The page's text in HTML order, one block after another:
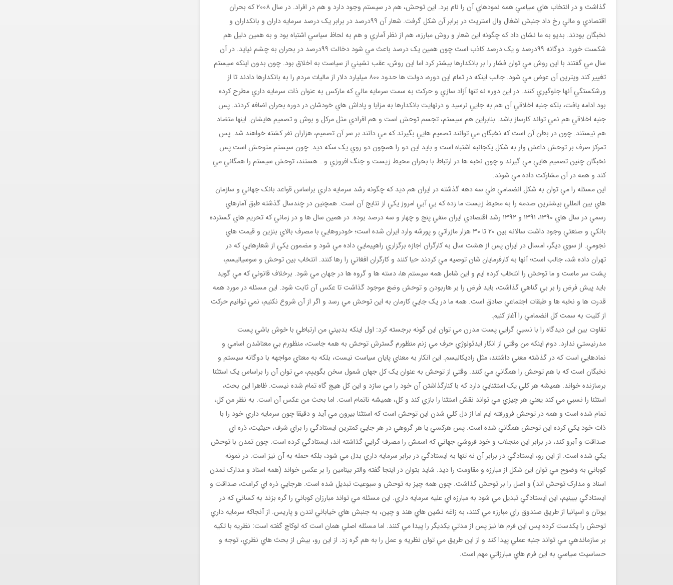
گذاشت و در انتخاب هاي سياسي همه نمودهاي آن را نام برد. اين توحش، هم در سيستم وجود دارد و هم در افراد. در سال ٢٠٠٨ که بحران
اقتصادي و مالي رخ داد جنبش اشغال وال استريت در برابر آن شکل گرفت. شعار آن ٩٩درصد در برابر يک درصد سرمايه داران و بانکداران و
نخبگان بودند. بديو به ما نشان داد که چگونه اين شعار و روش مبارزه، هم از نظر آماري و هم به لحاظ سياسي اشتباه بود و به همين دليل هم
شکست خورد. دوگانه ٩٩درصد و يک درصد کاذب است چون همين يک درصد باعث مي شود دخالت ٩٩درصد در بحران به چشم نيايد. در آن
سال مي گفتند با اين روش مي توان فشار را بر بانکدارها بيشتر کرد اما اين روش، عقب نشيني از سياست به اخلاق بود. چون بدون اينکه سيستم
تغيير کند ويترين آن عوض مي شود. جالب اينکه در تمام اين دوره، دولت ها حدود ٨٠٠ ميليارد دلار از ماليات مردم را به بانکدارها دادند تا از
ورشکستگي آنها جلوگيري کنند. در اين دوره نه تنها آزاد سازي و حرکت به سمت سرمايه مالي که مارکس به عنوان ذات سرمايه داري مطرح کرده
بود ادامه يافت، بلکه جنبه اخلاقي آن هم به جايي نرسيد و درنهايت بانکدارها به مزايا و پاداش هاي خودشان در دوره بحران اضافه کردند. پس
جنبه اخلاقي هم نمي تواند کارساز باشد. بنابراين هم سيستم، تجسم توحش است و هم افرادي مثل مرکل و بوش و تصميم هايشان. اينها متضاد
هم نيستند. چون در بطن آن است که نخبگان مي توانند تصميم هايي بگيرند که مي دانند بر سر آن تصميم، هزاران نفر کشته خواهند شد. پس
تمرکز صرف بر توحش داعش وار به شکل يکجانبه اشتباه است و بايد اين دو را همچون دو روي يک سکه ديد. چون سيستم متوحش است پس
نخبگان چنين تصميم هايي مي گيرند و چون نخبه ها در ارتباط با بحران محيط زيست و جنگ افروزي و… هستند، توحش سيستم را همگاني مي
کند و همه در آن مشارکت داده مي شوند.
اين مسئله را مي توان به شکل انضمامي طي سه دهه گذشته در ايران هم ديد که چگونه رشد سرمايه داري براساس قواعد بانک جهاني و سازمان
هاي بين المللي بيشترين صدمه را به محيط زيست ما زده که بي آبي امروز يکي از نتايج آن است. همچنين در چندسال گذشته طبق آمارهاي
رسمي در سال هاي ١٣٩٠، ١٣٩١ و ١٣٩٢ رشد اقتصادي ايران منفي پنج و چهار و سه درصد بوده. در همين سال ها و در زماني که تحريم هاي گسترده
بانکي و صنعتي وجود داشت سالانه بين ٢٠ تا ٣٠ هزار مازراتي و پورشه وارد ايران شده است؛ خودروهايي با مصرف بالاي بنزين و قيمت هاي
نجومي. از سوي ديگر، امسال در ايران پس از هشت سال به کارگران اجازه برگزاري راهپيمايي داده مي شود و مضمون يکي از شعارهايي که در
تهران داده شد، جالب است؛ آنها به کارفرمايان شان توصيه مي کردند حيا کنند و کارگران افغاني را رها کنند. انتخاب بين توحش و سوسياليسم،
پشت سر ماست و ما توحش را انتخاب کرده ايم و اين شامل همه سيستم ها، دسته ها و گروه ها در جهان مي شود. برخلاف قانوني که مي گويد
بايد پيش فرض را بر بي گناهي گذاشت، بايد فرض را بر هاربودن و توحش وضع موجود گذاشت تا عکس آن ثابت شود. اين مسئله در مورد همه
قدرت ها و نخبه ها و طبقات اجتماعي صادق است. همه ما در يک جايي کارمان به اين توحش مي رسد و اگر از آن شروع نکنيم، نمي توانيم حرکت
از کليت به سمت کل انضمامي را آغاز کنيم.
تفاوت بين اين ديدگاه را با نسبي گرايي پست مدرن مي توان اين گونه برجسته کرد: اول اينکه بدبيني من ارتباطي با خوش باشي پست
مدرنيستي ندارد. دوم اينکه من وقتي از انکار ايدئولوژي حرف مي زنم منظورم گسترش توحش به همه جاست، منظورم بي معناشدن اسامي و
نمادهايي است که در گذشته معني داشتند، مثل راديکاليسم. اين انکار به معناي پايان سياست نيست، بلکه به معناي مواجهه با دوگانه سيستم و
نخبگان است که با هم توحش را همگاني مي کنند. وقتي از توحش به عنوان يک کل جهان شمول سخن بگوييم، مي توان آن را براساس يک استثنا
برسازنده خواند. هميشه هر کلي يک استثنايي دارد که با کنارگذاشتن آن خود را مي سازد و اين کل هيچ گاه تمام شده نيست. ظاهرا اين بحث،
استثنا را نسبي مي کند يعني هر چيزي مي تواند نقش استثنا را بازي کند و کل، هميشه ناتمام است. اما بحث من عکس آن است. به نظر من کل،
تمام شده است و همه در توحش فرورفته ايم اما از دل کلي شدن اين توحش است که استثنا بيرون مي آيد و دقيقا چون سرمايه داري خود را با
ذات خود يکي کرده اين توحش همگاني شده است. پس هرکسي يا هر گروهي در هر جايي کمترين ايستادگي را براي شرف، حيثيت، ذره اي
صداقت و آبرو کند، در برابر اين منجلاب و خود فروشي جهاني که اسمش را مصرف گرايي گذاشته اند، ايستادگي کرده است. چون تمدن با توحش
يکي شده است. از اين رو، ايستادگي در برابر آن نه تنها به ايستادگي در برابر سرمايه داري بدل مي شود، بلکه حمله به آن نيز است. در نمونه
کوباني به وضوح مي توان اين شکل از مبارزه و مقاومت را ديد. شايد بتوان در اينجا گفته والتر بينامين را بر عکس خواند (همه اسناد و مدارک تمدن
اسناد و مدارک توحش اند) و اصل را بر توحش گذاشت. چون همه چيز به توحش و سبوعيت تبديل شده است. هرجايي ذره اي کرامت، صداقت و
ايستادگي ببينيم، اين ايستادگي تبديل مي شود به مبارزه اي عليه سرمايه داري. اين مسئله مي تواند مبارزان کوباني را گره بزند به کساني که در
يونان و اسپانيا از طريق صندوق راي مبارزه مي کنند، به زاغه نشين هاي هند و چين، به جنبش هاي خياباني لندن و پاريس. از آنجاکه سرمايه داري
توحش را يکدست کرده پس اين فرم ها نيز پس از مدتي يکديگر را پيدا مي کنند. اما مسئله اصلي همان است که لوکاچ گفته است: نظريه با تکيه
بر سازماندهي مي تواند جنبه عملي پيدا کند و از اين طريق مي توان نظريه و عمل را به هم گره زد. از اين رو، بيش از بحث هاي نظري، توجه و
حساسيت سياسي به اين فرم هاي مبارزاتي مهم است.